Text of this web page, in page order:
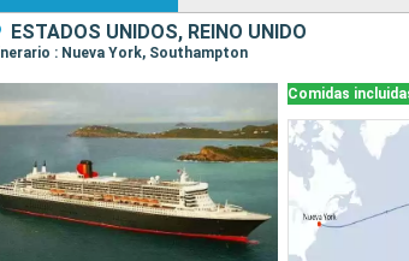
ESTADOS UNIDOS, REINO UNIDO
: Nueva York, Southampton
Comidas